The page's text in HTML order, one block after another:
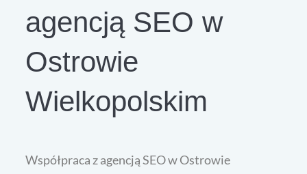
agencją SEO w
Ostrowie
Wielkopolskim
Współpraca z agencją SEO w Ostrowie